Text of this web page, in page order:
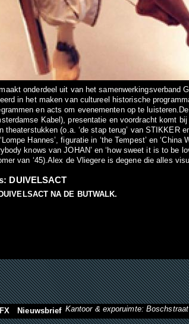
onderdeel uit van het samenwerkingsverband
in het maken van cultureel historische
en acts om evenementen op te
Kabel), presentatie en voordracht komt
theaterstukken (o.a. ‘de stap terug’ van STIKKER
Hannes’, figuratie in ‘the Tempest’ en
knows van JOHAN’ en ‘how sweet it is to be
van ‘45).Alex de Vliegere is degene die alles
DUIVELSACT
DUIVELSACT NA DE BUTWALK.
Nieuwsbrief Kantoor & exporuimte: